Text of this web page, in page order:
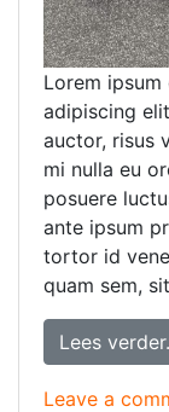
Lorem
adipiscing
auctor, risus
mi nulla eu
posuere
ante ipsum
tortor id
quam sem,
Lees
Leave a